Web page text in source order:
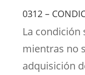
0312 –
La condición
mientras no
adquisición